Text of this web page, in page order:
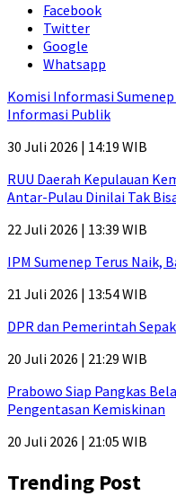
Facebook
Twitter
Google
Whatsapp
Komisi Informasi
Informasi Publik
30 Juli 2026 | 14:19 WIB
RUU Daerah Kepulauan
Antar-Pulau Dinilai Tak
22 Juli 2026 | 13:39 WIB
IPM Sumenep Terus Naik,
21 Juli 2026 | 13:54 WIB
DPR dan Pemerintah
20 Juli 2026 | 21:29 WIB
Prabowo Siap Pangkas
Pengentasan Kemiskinan
20 Juli 2026 | 21:05 WIB
Trending Post